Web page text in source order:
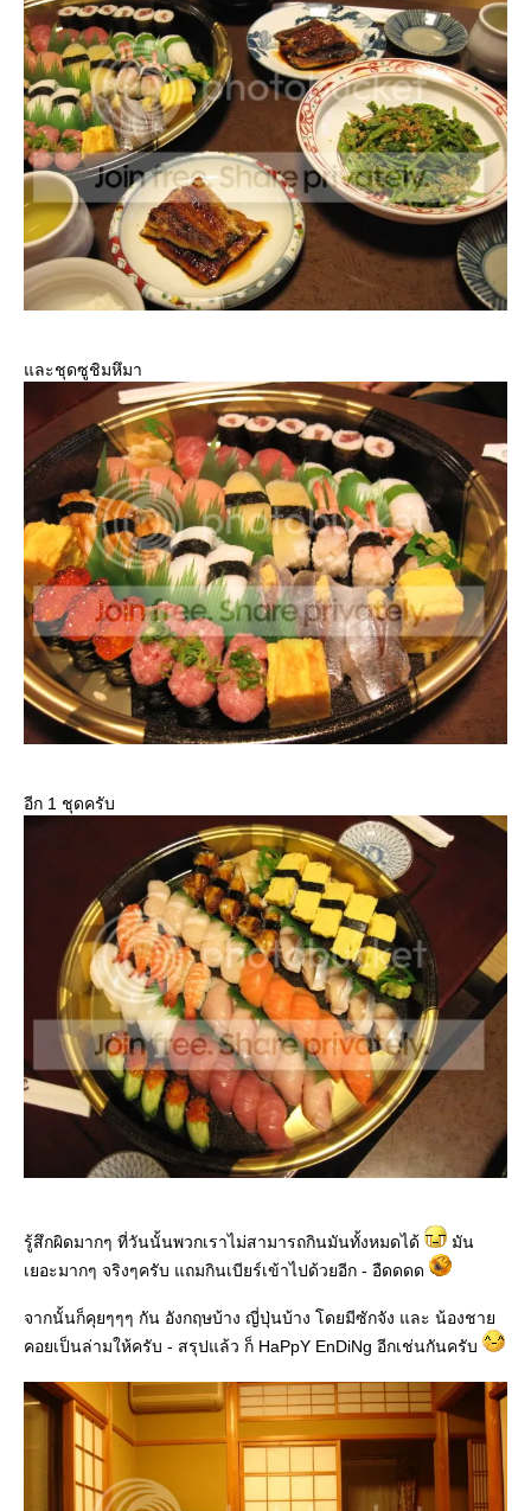
และชุดซูชิมหึมา
อีก 1 ชุดครับ
รู้สึกผิดมากๆ ที่วันนั้นพวกเราไม่สามารถกินมันทั้งหมดได้
มัน
เยอะมากๆ จริงๆครับ แถมกินเบียร์เข้าไปด้วยอีก - อืดดดด
จากนั้นก็คุยๆๆๆ กัน อังกฤษบ้าง ญี่ปุ่นบ้าง โดยมีซักจัง และ น้องชาย
คอยเป็นล่ามให้ครับ - สรุปแล้ว ก็ HaPpY EnDiNg อีกเช่นกันครับ